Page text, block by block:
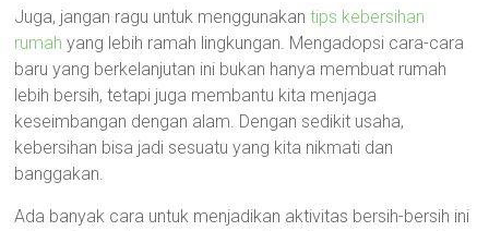
Juga, jangan ragu untuk menggunakantips kebersihan
rumah yang lebih ramah lingkungan. Mengadopsi cara-cara
baru yang berkelanjutan ini bukan hanya membuat rumah
lebih bersih, tetapi juga membantu kita menjaga
keseimbangan dengan alam. Dengan sedikit usaha,
kebersihan bisa jadi sesuatu yang kita nikmati dan
banggakan.
Ada banyak cara untuk menjadikan aktivitas bersih-bersih ini